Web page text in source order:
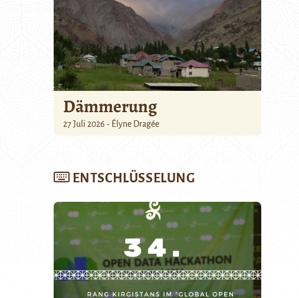
Dämmerung
27 Juli 2026 - Élyne Dragée
ENTSCHLÜSSELUNG